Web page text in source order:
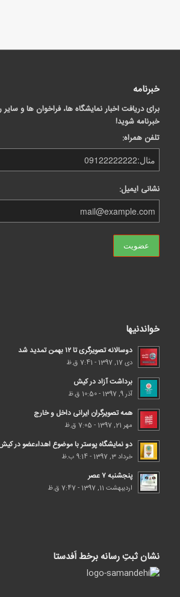
خبرنامه
برای دریافت اخبار نمایشگاه ها، فراخوان ها و
خبرنامه شوید!
تلفن همراه:
نشانی ایمیل:
خواندنیها
دوسالانه تصویرگری تا ۱۲ بهمن تمدید شد
دی 17, 1397 - 7:41 ق.ظ
برداشت آزاد در کیش
آذر 9, 1397 - 10:50 ق.ظ
همه تصویرگران ایرانی داخل و خارج
مهر 21, 1397 - 7:05 ق.ظ
دو نمایشگاه پوستر با موضوع اهداء‌عضو در
خرداد 3, 1397 - 9:14 ب.ظ
پنجشنبه ۷ عصر
اردیبهشت 11, 1397 - 7:47 ق.ظ
نشان ثبتِ رسانه برخط اَفدستا